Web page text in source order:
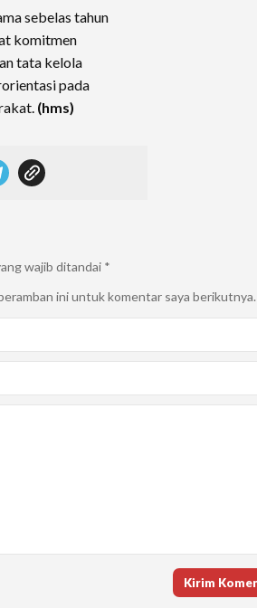
sebelas tahun
komitmen
tata kelola
pada
(hms)
wajib ditandai *
ini untuk komentar saya berikutnya.